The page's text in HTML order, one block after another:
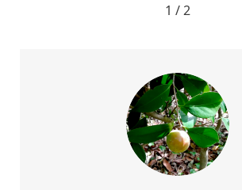
1 / 2